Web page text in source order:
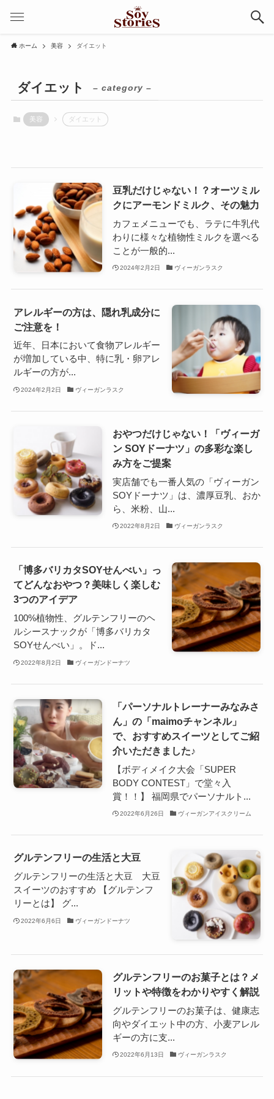
ホーム 美容 ダイエット
ダイエット – category –
美容 ダイエット
豆乳だけじゃない！？オーツミル
クにアーモンドミルク、その魅力
カフェメニューでも、ラテに牛乳代
わりに様々な植物性ミルクを選べる
ことが一般的...
2024年2月2日 ヴィーガンラスク
アレルギーの方は、隠れ乳成分に
ご注意を！
近年、日本において食物アレルギー
が増加している中、特に乳・卵アレ
ルギーの方が...
2024年2月2日 ヴィーガンラスク
おやつだけじゃない！「ヴィーガ
ン SOYドーナツ」の多彩な楽し
み方をご提案
実店舗でも一番人気の「ヴィーガン
SOYドーナツ」は、濃厚豆乳、おか
ら、米粉、山...
2022年8月2日 ヴィーガンラスク
「博多バリカタSOYせんべい」っ
てどんなおやつ？美味しく楽しむ
3つのアイデア
100%植物性、グルテンフリーのヘ
ルシースナックが「博多バリカタ
SOYせんべい」。ド...
2022年8月2日 ヴィーガンドーナツ
「パーソナルトレーナーみなみさ
ん」の「maimoチャンネル」
で、おすすめスイーツとしてご紹
介いただきました♪
【ボディメイク大会「SUPER
BODY CONTEST」で堂々入
賞！！】 福岡県でパーソナルト...
2022年6月26日 ヴィーガンアイスクリーム
グルテンフリーの生活と大豆
グルテンフリーの生活と大豆 大豆
スイーツのおすすめ 【グルテンフ
リーとは】 グ...
2022年6月6日 ヴィーガンドーナツ
グルテンフリーのお菓子とは？メ
リットや特徴をわかりやすく解説
グルテンフリーのお菓子は、健康志
向やダイエット中の方、小麦アレル
ギーの方に支...
2022年6月13日 ヴィーガンラスク